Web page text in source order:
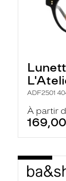
ADF2501
À partir